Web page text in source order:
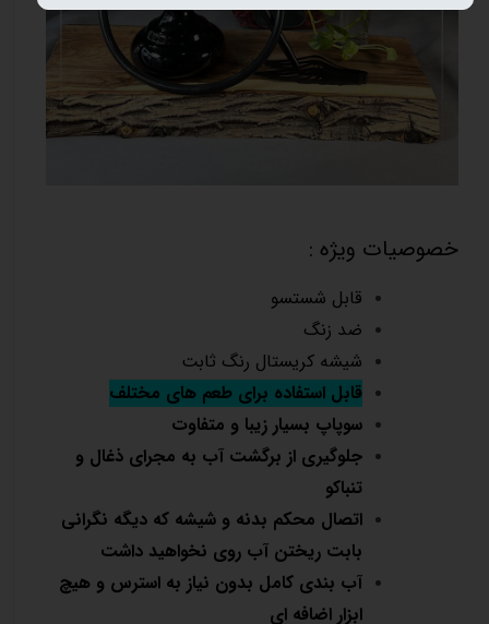
خصوصیات ویژه :
قابل شستسو
ضد زنگ
شیشه کریستال رنگ ثابت
قابل استفاده برای طعم های مختلف
سوپاپ بسیار زیبا و متفاوت
جلوگیری از برگشت آب به مجرای ذغال و
تنباکو
اتصال محکم بدنه و شیشه که دیگه نگرانی
بابت ریختن آب روی نخواهید داشت
آب بندی کامل بدون نیاز به استرس و هیچ
ابزار اضافه ای